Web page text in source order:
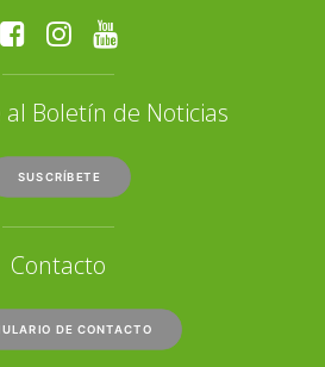
Boletín de Noticias
SUSCRÍBETE
Contacto
DE CONTACTO